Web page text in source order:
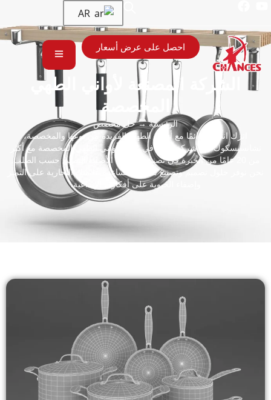
AR
احصل على عرض أسعار
الشركة المصنعة لأواني الطهي
المخصصة
الرئيسية→ حل مخصص
اترك انطباعًا دائمًا مع أواني الطهي الفريدة من نوعها والمخصصة،
تشانسيسكوك هي شركة رائدة في تصنيع أواني الطهي المخصصة مع أكثر
من 20 عامًا من الخبرة في تصنيع المعدات الأصلية/التصنيع حسب الطلب.
نحن نوفر حلول تصميم وتصنيع شاملة لمساعدة علامتك التجارية على التميز
وإضفاء الحيوية على أفكارك الإبداعية.